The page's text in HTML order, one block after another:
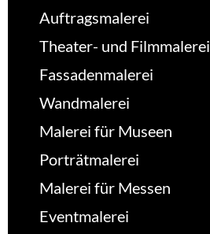
Auftragsmalerei
Theater- und Filmmalerei
Fassadenmalerei
Wandmalerei
Malerei für Museen
Porträtmalerei
Malerei für Messen
Eventmalerei